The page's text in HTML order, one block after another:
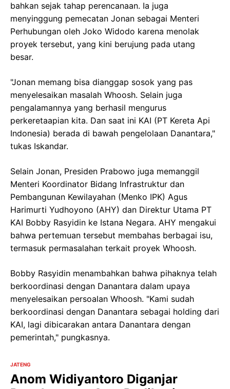
bahkan sejak tahap perencanaan. Ia juga
menyinggung pemecatan Jonan sebagai Menteri
Perhubungan oleh Joko Widodo karena menolak
proyek tersebut, yang kini berujung pada utang
besar.
"Jonan memang bisa dianggap sosok yang pas
menyelesaikan masalah Whoosh. Selain juga
pengalamannya yang berhasil mengurus
perkeretaapian kita. Dan saat ini KAI (PT Kereta Api
Indonesia) berada di bawah pengelolaan Danantara,"
tukas Iskandar.
Selain Jonan, Presiden Prabowo juga memanggil
Menteri Koordinator Bidang Infrastruktur dan
Pembangunan Kewilayahan (Menko IPK) Agus
Harimurti Yudhoyono (AHY) dan Direktur Utama PT
KAI Bobby Rasyidin ke Istana Negara. AHY mengakui
bahwa pertemuan tersebut membahas berbagai isu,
termasuk permasalahan terkait proyek Whoosh.
Bobby Rasyidin menambahkan bahwa pihaknya telah
berkoordinasi dengan Danantara dalam upaya
menyelesaikan persoalan Whoosh. "Kami sudah
berkoordinasi dengan Danantara sebagai holding dari
KAI, lagi dibicarakan antara Danantara dengan
pemerintah," pungkasnya.
JATENG
Anom Widiyantoro Diganjar